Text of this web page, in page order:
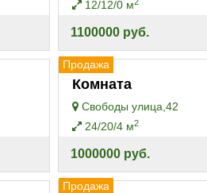
12/12/0 м
1100000 руб.
Продажа
Комната
Свободы улица,42
24/20/4 м2
1000000 руб.
Продажа